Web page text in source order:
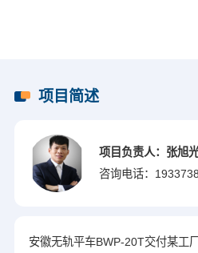
项目简述
项目负责人：张旭
咨询电话：
安徽无轨平车BWP-20T交付某工